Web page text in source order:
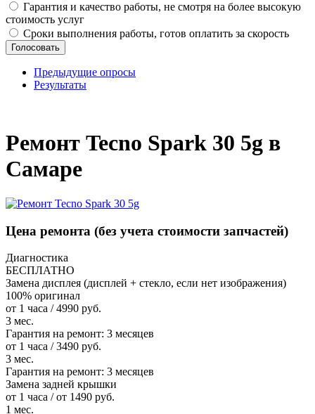
Гарантия и качество работы, не смотря на более высокую
стоимость услуг
Сроки выполнения работы, готов оплатить за скорость
Предыдущие опросы
Результаты
Ремонт Tecno Spark 30 5g в
Самаре
Цена ремонта (без учета стоимости запчастей)
Диагностика
БЕСПЛАТНО
Замена дисплея (дисплей + стекло, если нет изображения)
100% оригинал
от 1 часа / 4990 руб.
3 мес.
Гарантия на ремонт: 3 месяцев
от 1 часа / 3490 руб.
3 мес.
Гарантия на ремонт: 3 месяцев
Замена задней крышки
от 1 часа / от 1490 руб.
1 мес.